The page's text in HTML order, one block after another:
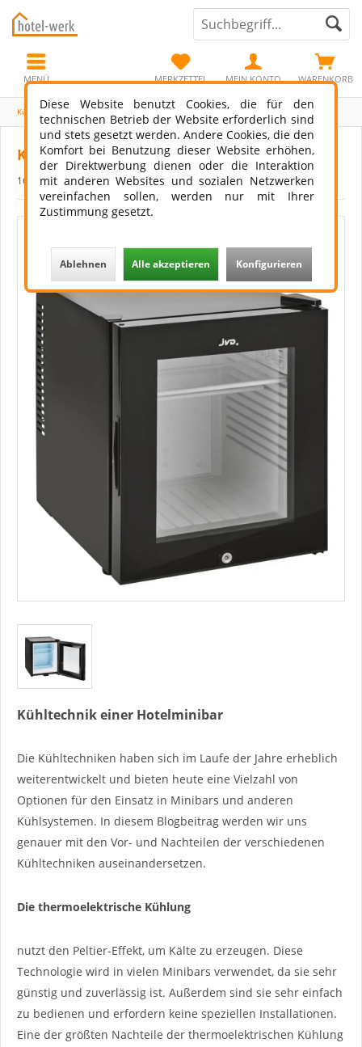
WARENKORB
MERKZETTEL MEIN KONTO
MENÜ
Kühltechniken bei Hotel Minibars
Kühltechniken bei Hotel Minibars
16.04.23 00:00 0 Kommentare
Kühltechnik einer Hotelminibar
Die Kühltechniken haben sich im Laufe der Jahre erheblich
weiterentwickelt und bieten heute eine Vielzahl von
Optionen für den Einsatz in Minibars und anderen
Kühlsystemen. In diesem Blogbeitrag werden wir uns
genauer mit den Vor- und Nachteilen der verschiedenen
Kühltechniken auseinandersetzen.
Die thermoelektrische Kühlung
nutzt den Peltier-Effekt, um Kälte zu erzeugen. Diese
Technologie wird in vielen Minibars verwendet, da sie sehr
günstig und zuverlässig ist. Außerdem sind sie sehr einfach
zu bedienen und erfordern keine speziellen Installationen.
Eine der größten Nachteile der thermoelektrischen Kühlung
Diese Website benutzt Cookies, die für den
technischen Betrieb der Website erforderlich sind
und stets gesetzt werden. Andere Cookies, die den
Komfort bei Benutzung dieser Website erhöhen,
der Direktwerbung dienen oder die Interaktion
mit anderen Websites und sozialen Netzwerken
vereinfachen sollen, werden nur mit Ihrer
Zustimmung gesetzt.
Ablehnen Alle akzeptieren Konfigurieren